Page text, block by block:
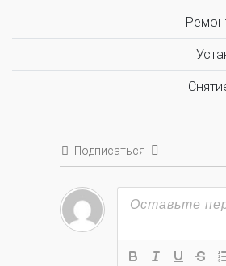
Цена на установку ГБО
Калькулятор выгоды ГБО
Техобслуживание ГБО
Регистрация ГБО в
Штрафы в 2026 году
Свидетельство на ГБО
Подписаться